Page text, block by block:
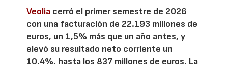
Veolia cerró el primer semestre de 2026
con una facturación de 22.193 millones de
euros, un 1,5% más que un año antes, y
elevó su resultado neto corriente un